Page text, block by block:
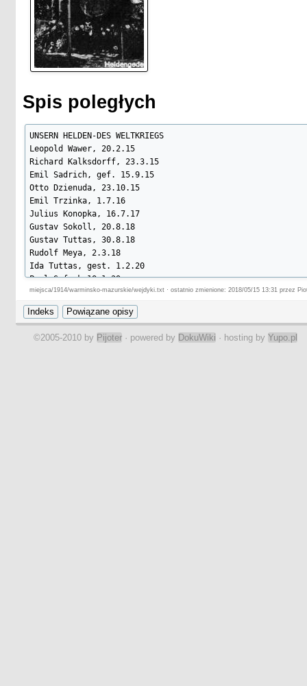
Spis poległych
UNSERN HELDEN-DES WELTKRIEGS
Leopold Wawer, 20.2.15
Richard Kalksdorff, 23.3.15
Emil Sadrich, gef. 15.9.15
Otto Dzienuda, 23.10.15
Emil Trzinka, 1.7.16
Julius Konopka, 16.7.17
Gustav Sokoll, 20.8.18
Gustav Tuttas, 30.8.18
Rudolf Meya, 2.3.18
Ida Tuttas, gest. 1.2.20
Paul Sefzek 18.1.29
miejsca/1914/warminsko-mazurskie/wejdyki.txt · ostatnio zmienione: 2018/05/15 13:31 przez
©2005-2010 by Pijoter · powered by DokuWiki · hosting by Yupo.pl